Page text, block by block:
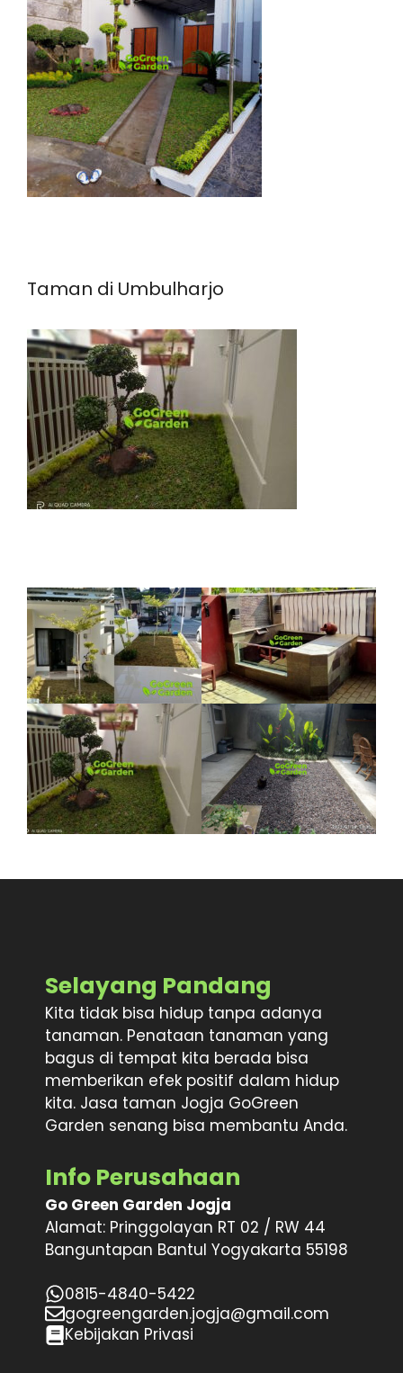
Taman di Umbulharjo
Selayang Pandang
Kita tidak bisa hidup tanpa adanya
tanaman. Penataan tanaman yang
bagus di tempat kita berada bisa
memberikan efek positif dalam hidup
kita. Jasa taman Jogja GoGreen
Garden senang bisa membantu Anda.
Info Perusahaan
Go Green Garden Jogja
Alamat: Pringgolayan RT 02 / RW 44
Banguntapan Bantul Yogyakarta 55198
0815-4840-5422
gogreengarden.jogja@gmail.com
Kebijakan Privasi